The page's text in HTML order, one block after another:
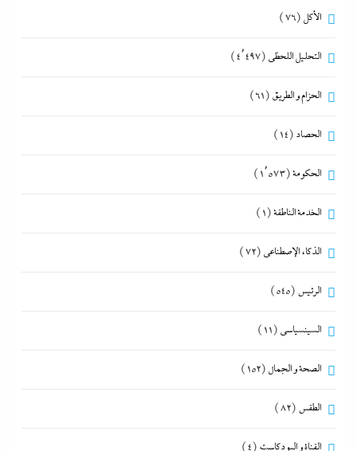
الأكل (76)
التحليل اللحظي (4٬497)
الحزام و الطريق (61)
الحصاد (14)
الحكومة(1٬573)
الخدمة الناطقة(1)
الذكاء الإصطناعي (72)
الرئيس (545)
السينسياسي (11)
الصحة و الجمال (152)
الطقس (82)
القناة و البودكاست (4)